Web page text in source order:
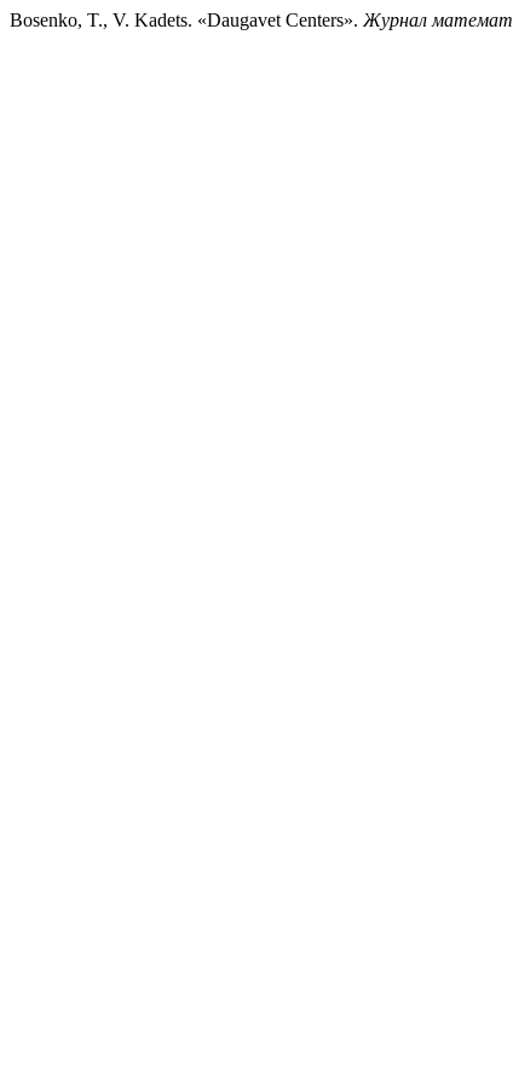
Bosenko, T., V. Kadets. «Daugavet Centers». Журнал